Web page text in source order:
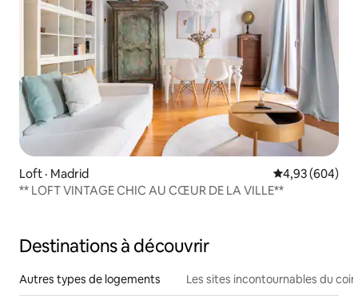
Loft · Madrid Note
4,93 (604)
** LOFT VINTAGE CHIC AU CŒUR DE LA VILLE**
Destinations à découvrir
Autres types de logements Les sites incontournables du coin